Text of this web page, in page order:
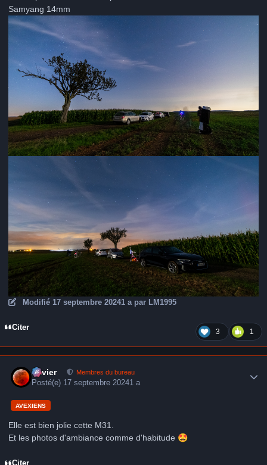
Samyang 14mm
Modifié 17 septembre 20241 apar LM1995
Citer 3 1
Xavier Membres du bureau
Posté(e) 17 septembre 20241 a
AVEXIENS
Elle est bien jolie cette M31.
Et les photos d'ambiance comme d'habitude 🤩
Citer